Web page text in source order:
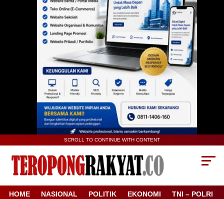
SCROLL TO CONTINUE WITH CONTENT
HOME NASIONAL POLITIK EKONOMI TNI – POLRI